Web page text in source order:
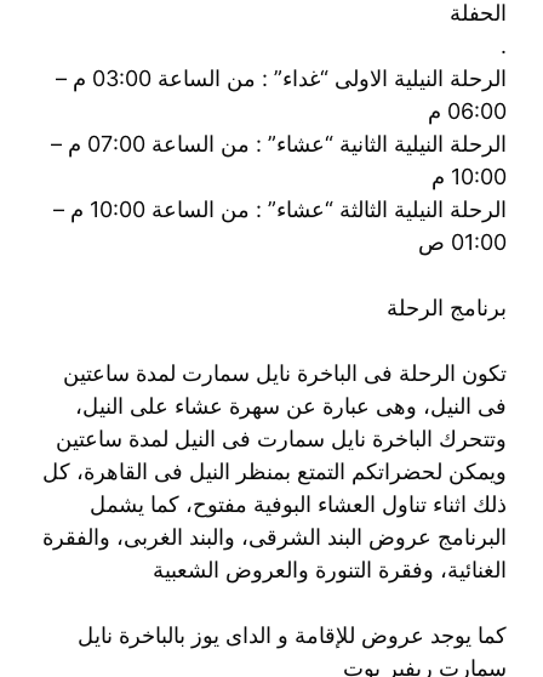
الحفلة
.
الرحلة النيلية الاولى “غداء” : من الساعة 03:00 م –
06:00 م
الرحلة النيلية الثانية “عشاء” : من الساعة 07:00 م –
10:00 م
الرحلة النيلية الثالثة “عشاء” : من الساعة 10:00 م –
01:00 ص
برنامج الرحلة
تكون الرحلة فى الباخرة نايل سمارت لمدة ساعتين
فى النيل، وهى عبارة عن سهرة عشاء على النيل،
وتتحرك الباخرة نايل سمارت فى النيل لمدة ساعتين
ويمكن لحضراتكم التمتع بمنظر النيل فى القاهرة، كل
ذلك اثناء تناول العشاء البوفية مفتوح، كما يشمل
البرنامج عروض البند الشرقى، والبند الغربى، والفقرة
الغنائية، وفقرة التنورة والعروض الشعبية
كما يوجد عروض للإقامة و الداى يوز بالباخرة نايل
سمارت ريفير بوت